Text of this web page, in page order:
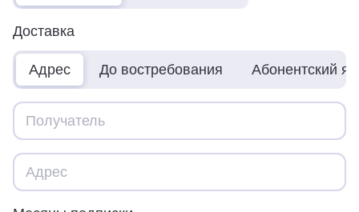
Доставка
Адрес До востребования Абонентский